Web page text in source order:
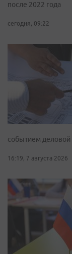
после 2022 года
сегодня, 09:22
событием
16:19, 7 августа 2026